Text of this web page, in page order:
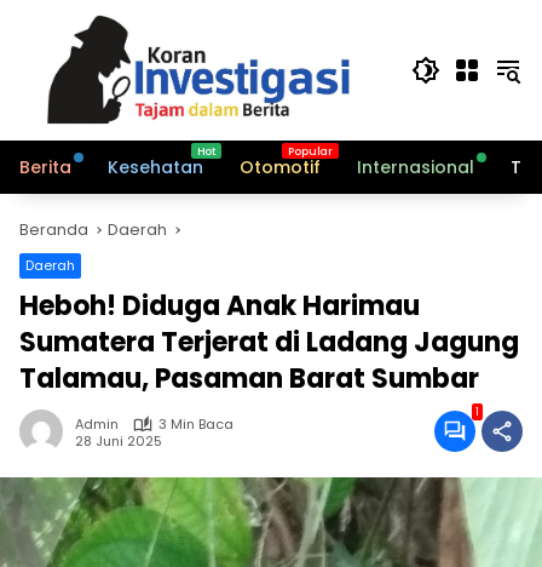
Berita Kesehatan Otomotif Internasional
Beranda Daerah
Daerah
Heboh! Diduga Anak Harimau
Sumatera Terjerat di Ladang Jagung
Talamau, Pasaman Barat Sumbar
Admin
3 Min Baca
28 Juni 2025
1